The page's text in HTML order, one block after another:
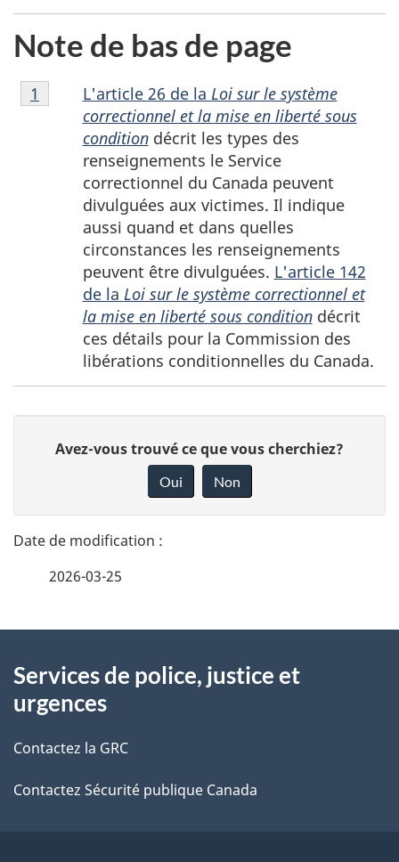
Note de bas de page
Note
de
L'article 26 de la Loi sur le système
correctionnel et la mise en liberté sous
conditiondécrit les types des
renseignements le Service
correctionnel du Canada peuvent
divulguées aux victimes. Il indique
aussi quand et dans quelles
circonstances les renseignements
peuvent être divulguées. L'article 142
de la Loi sur le système correctionnel et
la mise en liberté sous conditiondécrit
ces détails pour la Commission des
libérations conditionnelles du Canada.
Retour à la référence de la note de bas de page
1
t
a
l
s
d
e
l
n
o
t
r
e
r
t
Avez-vous trouvé ce que vous cherchiez?
Oui Non
2026-03-25
propos
ce
site
Services de police, justice et
urgences
Contactez la GRC
Contactez Sécurité publique Canada